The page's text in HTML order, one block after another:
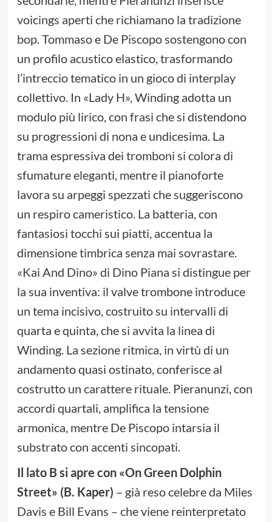
voicings aperti che richiamano la tradizione
bop. Tommaso e De Piscopo sostengono con
un profilo acustico elastico, trasformando
l’intreccio tematico in un gioco di interplay
collettivo. In «Lady H», Winding adotta un
modulo più lirico, con frasi che si distendono
su progressioni di nona e undicesima. La
trama espressiva dei tromboni si colora di
sfumature eleganti, mentre il pianoforte
lavora su arpeggi spezzati che suggeriscono
un respiro cameristico. La batteria, con
fantasiosi tocchi sui piatti, accentua la
dimensione timbrica senza mai sovrastare.
«Kai And Dino» di Dino Piana si distingue per
la sua inventiva: il valve trombone introduce
un tema incisivo, costruito su intervalli di
quarta e quinta, che si avvita la linea di
Winding. La sezione ritmica, in virtù di un
andamento quasi ostinato, conferisce al
costrutto un carattere rituale. Pieranunzi, con
accordi quartali, amplifica la tensione
armonica, mentre De Piscopo intarsia il
substrato con accenti sincopati.
Il lato B si apre con «On Green Dolphin
Street» (B. Kaper) – già reso celebre da Miles
Davis e Bill Evans – che viene reinterpretato